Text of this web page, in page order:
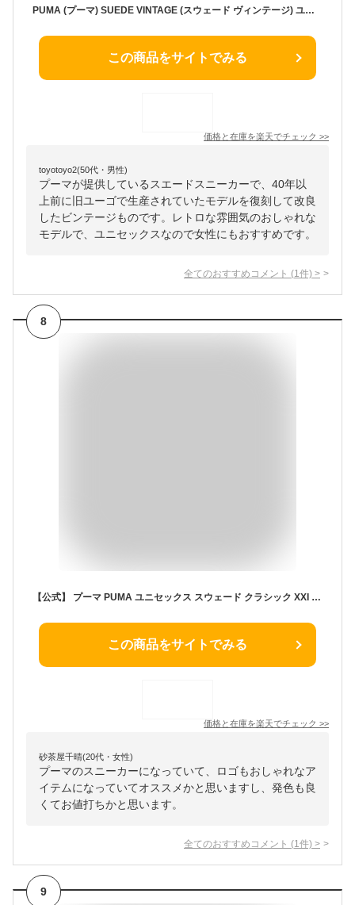
PUMA (プーマ) SUEDE VINTAGE (スウェード ヴィンテージ) ユニセックス レディース サイズ ローカット スニーカー フットウェア レトロ 普段使い カジュアル ストリート スケーター アウトドア スポーツ HIGH RISK RED-PUMA WHITE (レッド/ホワイト) 374921 06 374921-06
この商品をサイトでみる
価格と在庫を楽天でチェック >>
toyotoyo2(50代・男性)
プーマが提供しているスエードスニーカーで、40年以
上前に旧ユーゴで生産されていたモデルを復刻して改良
したビンテージものです。レトロな雰囲気のおしゃれな
モデルで、ユニセックスなので女性にもおすすめです。
全てのおすすめコメント (1 件) >
8
【公式】 プーマ PUMA ユニセックス スウェード クラシック XXI スニーカー メンズ レディース 定番
この商品をサイトでみる
価格と在庫を楽天でチェック >>
砂茶屋千晴(20代・女性)
プーマのスニーカーになっていて、ロゴもおしゃれなア
イテムになっていてオススメかと思いますし、発色も良
くてお値打ちかと思います。
全てのおすすめコメント (1 件) >
9